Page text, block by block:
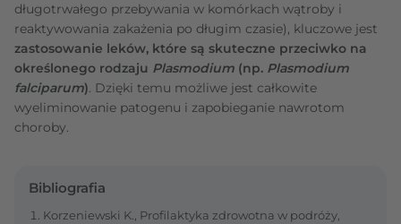
długotrwałego przebywania w komórkach wątroby i
reaktywowania zakażenia po długim czasie), kluczowe jest
zastosowanie leków, które są skuteczne przeciwko na
określonego rodzaju Plasmodium (np. Plasmodium
falciparum). Dzięki temu możliwe jest całkowite
wyeliminowanie patogenu i zapobieganie nawrotom
choroby.
Bibliografia
Korzeniewski K., Profilaktyka zdrowotna w podróży,